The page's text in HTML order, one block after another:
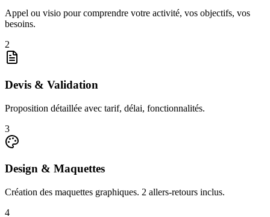
Appel ou visio pour comprendre votre activité, vos objectifs, vos
besoins.
2
Devis & Validation
Proposition détaillée avec tarif, délai, fonctionnalités.
3
Design & Maquettes
Création des maquettes graphiques. 2 allers-retours inclus.
4